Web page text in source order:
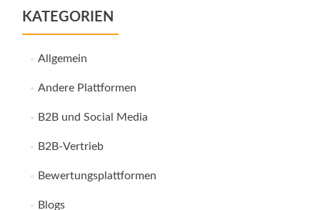
KATEGORIEN
Allgemein
Andere Plattformen
B2B und Social Media
B2B-Vertrieb
Bewertungsplattformen
Blogs